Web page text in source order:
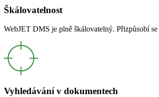
Škálovatelnost
WebJET DMS je plně škálovatelný. Přizpůsobí
Vyhledávání v dokumentech